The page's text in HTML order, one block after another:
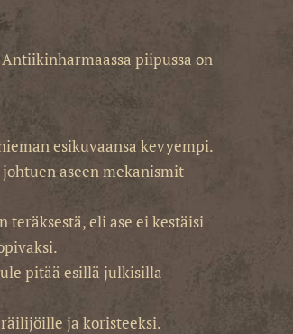
piipussa on
esikuvaansa kevyempi.
aseen mekanismit
eli ase ei kestäisi
pitää esillä julkisilla
ja koristeeksi.